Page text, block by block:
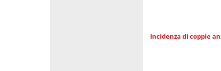
Incidenza di coppie